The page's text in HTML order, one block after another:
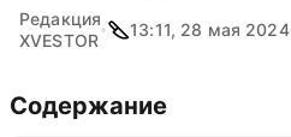
Редакция
XVESTOR
13:11, 28 мая 2024
Содержание